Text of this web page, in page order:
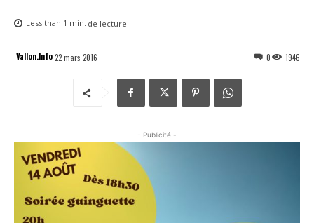
Less than 1 min. de lecture
Vallon.Info22 mars 2016 1946
0
- Publicité -